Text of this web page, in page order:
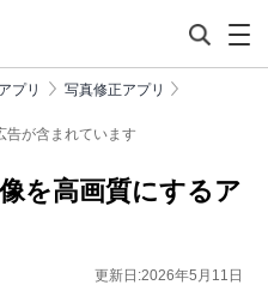
プリ 写真修正アプリ
が含まれています
を高画質にするア
更新日:2026年5月11日